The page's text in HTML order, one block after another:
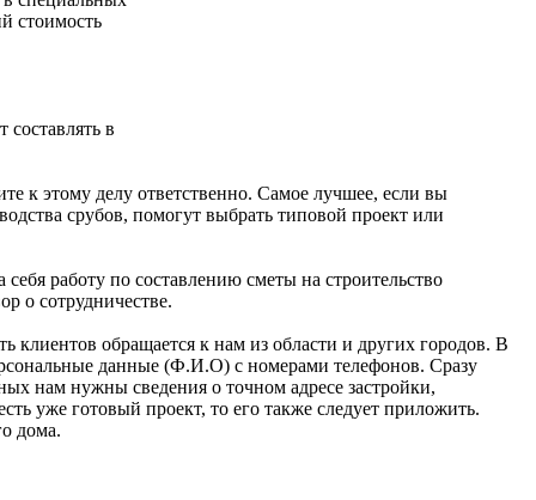
стоимость
в
к этому делу ответственно. Самое лучшее, если вы
срубов, помогут выбрать типовой проект или
работу по составлению сметы на строительство
о сотрудничестве.
клиентов обращается к нам из области и других городов. В
данные (Ф.И.О) с номерами телефонов. Сразу
нам нужны сведения о точном адресе застройки,
уже готовый проект, то его также следует приложить.
дома.